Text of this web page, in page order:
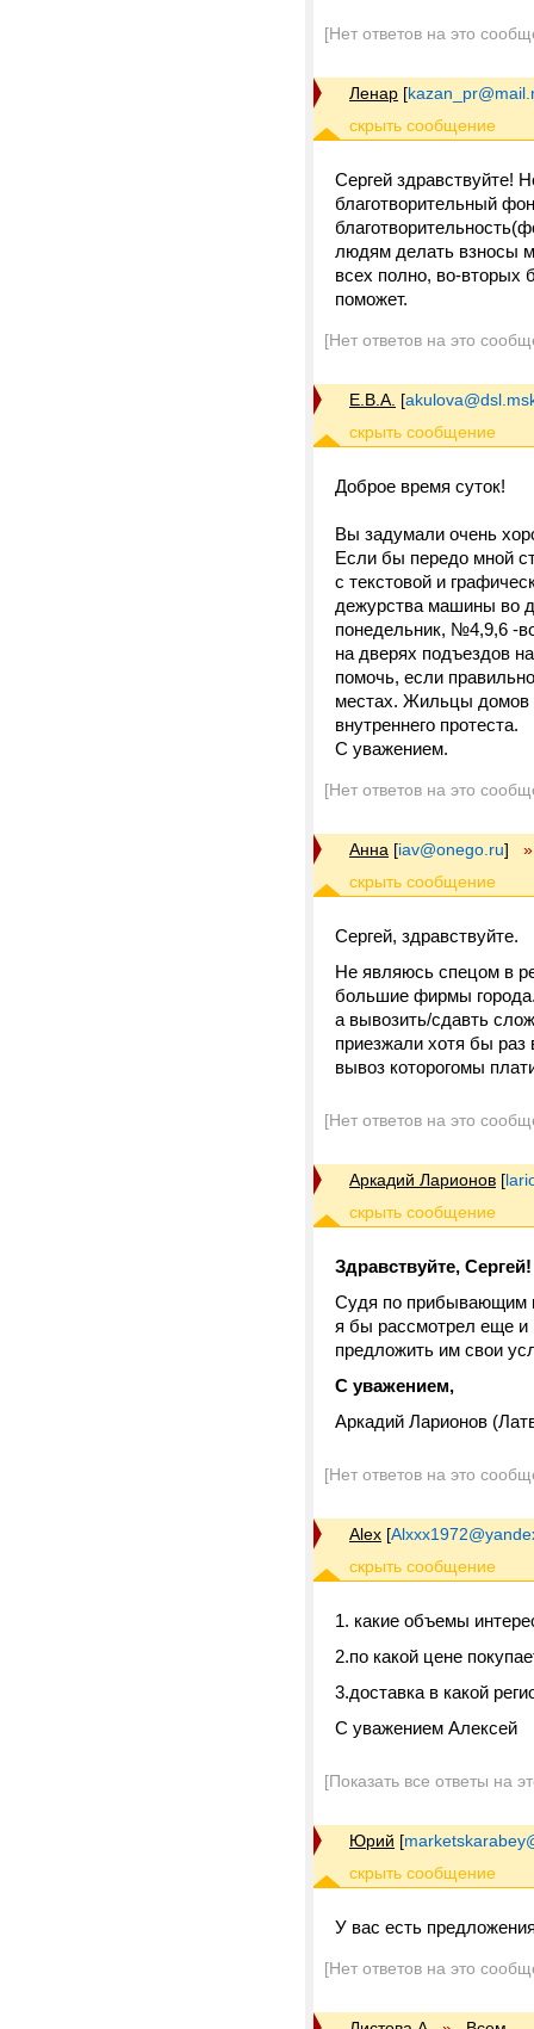
[Нет ответов на это
Ленар [
Сергей здравствуйте!
благотворительный
людям делать взносы
всех полно, во-вторых
поможет.
[Нет ответов на это
Е.В.А. [
Доброе время суток!
Вы задумали очень
Если бы передо мной
с текстовой и
дежурства машины во
понедельник, №4,9,6 -
на дверях подъездов
помочь, если
местах. Жильцы домов
внутреннего протеста.
С уважением.
[Нет ответов на это
Анна [iav@onego.ru] »
Сергей, здравствуйте.
Не являюсь спецом в
большие фирмы
а вывозить/сдавть
приезжали хотя бы
вывоз которогомы
[Нет ответов на это
Аркадий Ларионов [
Здравствуйте, Сергей!
Судя по прибывающим
я бы рассмотрел еще и
предложить им свои
С уважением,
Аркадий Ларионов
[Нет ответов на это
Alex [
1. какие объемы
2.по какой цене
3.доставка в какой
С уважением Алексей
[Показать все ответы на
Юрий [
У вас есть
[Нет ответов на это